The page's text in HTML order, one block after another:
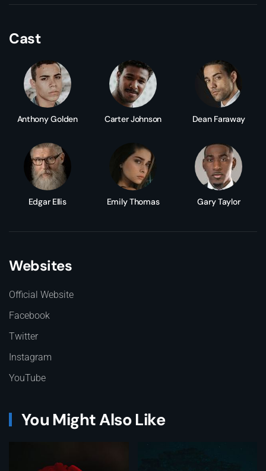
Cast
Anthony Golden Carter Johnson Dean Faraway
Edgar Ellis Emily Thomas Gary Taylor
Websites
Official Website
Facebook
Twitter
Instagram
YouTube
You Might Also Like